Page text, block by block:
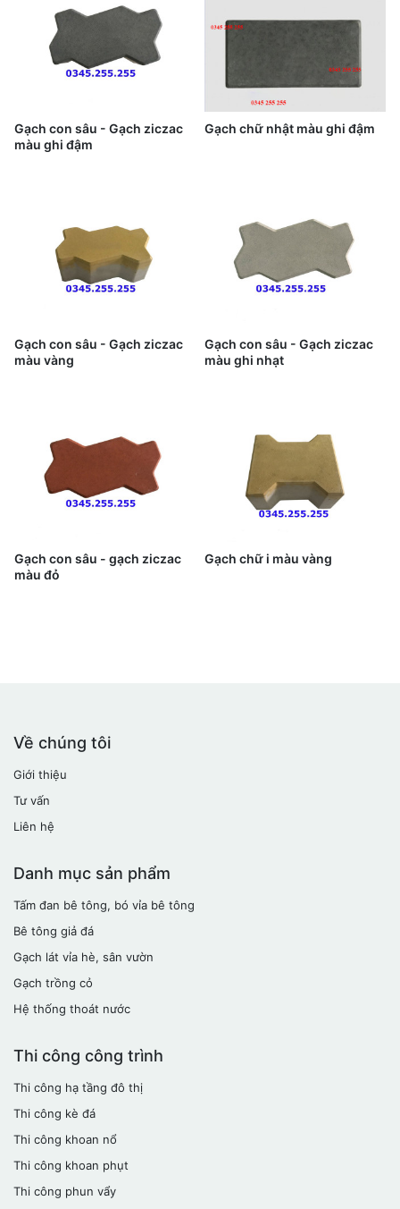
Gạch con sâu - Gạch ziczac
màu ghi đậm
Gạch chữ nhật màu ghi đậm
Gạch con sâu - Gạch ziczac
màu vàng
Gạch con sâu - Gạch ziczac
màu ghi nhạt
Gạch con sâu - gạch ziczac
màu đỏ
Gạch chữ i màu vàng
Về chúng tôi
Giới thiệu
Tư vấn
Liên hệ
Danh mục sản phẩm
Tấm đan bê tông, bó vỉa bê tông
Bê tông giả đá
Gạch lát vỉa hè, sân vườn
Gạch trồng cỏ
Hệ thống thoát nước
Thi công công trình
Thi công hạ tầng đô thị
Thi công kè đá
Thi công khoan nổ
Thi công khoan phụt
Thi công phun vẩy